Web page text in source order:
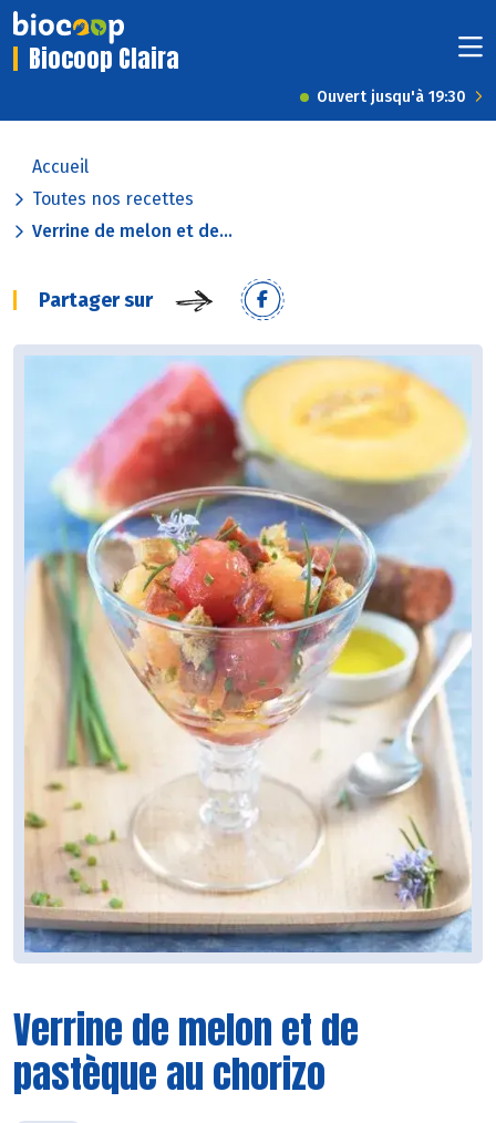
Biocoop Claira
Ouvert jusqu'à 19:30
Accueil
Toutes nos recettes
Verrine de melon et de...
Partager sur
Verrine de melon et de
pastèque au chorizo